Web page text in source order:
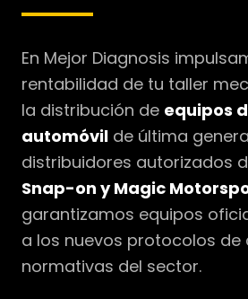
En Mejor Diagnosis
rentabilidad de tu taller
la distribución de equipos
automóvil de última
distribuidores autorizados
Snap-on y Magic
garantizamos equipos
a los nuevos protocolos
normativas del sector.